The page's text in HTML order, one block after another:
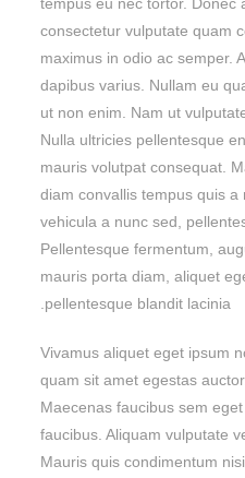
consectetur vulputate quam
maximus in odio ac semper.
dapibus varius. Nullam eu
ut non enim. Nam ut
Nulla ultricies pellentesque
mauris volutpat consequat.
diam convallis tempus quis a
vehicula a nunc sed,
Pellentesque fermentum,
mauris porta diam, aliquet
pellentesque blandit lacinia.
Vivamus aliquet eget ipsum
quam sit amet egestas
Maecenas faucibus sem
faucibus. Aliquam vulputate
Mauris quis condimentum